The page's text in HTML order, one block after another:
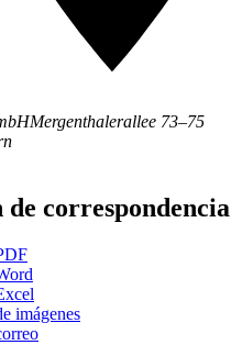
Mergenthalerallee 73–75
correspondencia
imágenes